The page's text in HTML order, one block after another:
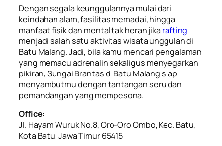
Dengan segala keunggulannya mulai dari
keindahan alam, fasilitas memadai, hingga
manfaat fisik dan mental tak heran jika rafting
menjadi salah satu aktivitas wisata unggulan di
Batu Malang. Jadi, bila kamu mencari pengalaman
yang memacu adrenalin sekaligus menyegarkan
pikiran, Sungai Brantas di Batu Malang siap
menyambutmu dengan tantangan seru dan
pemandangan yang mempesona.
Office:
Jl. Hayam Wuruk No.8, Oro-Oro Ombo, Kec. Batu,
Kota Batu, Jawa Timur 65415